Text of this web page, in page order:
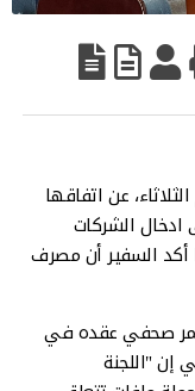
عن اتفاقها
ادخال الشركات
أكد السفير أن مصرف
صحفي عقده في
إن "اللجنة